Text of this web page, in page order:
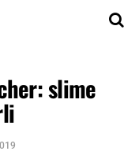
slime